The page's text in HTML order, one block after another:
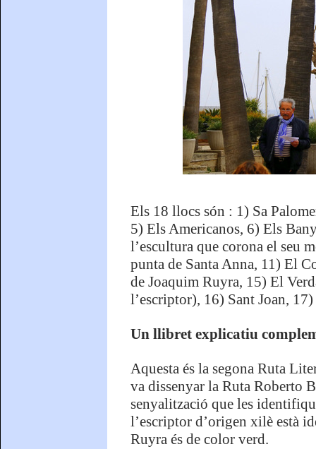
Els 18 llocs són : 1) Sa
5) Els Americanos, 6) Els
l’escultura que corona el seu
punta de Santa Anna, 11) El
de Joaquim Ruyra, 15) El
l’escriptor), 16) Sant Joan,
Un llibret explicatiu
Aquesta és la segona Ruta
va dissenyar la Ruta Roberto
senyalització que les
l’escriptor d’origen xilè està
Ruyra és de color verd.